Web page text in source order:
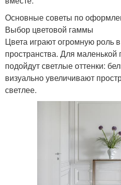
Основные советы по
Выбор цветовой гаммы
Цвета играют огромную роль
пространства. Для
подойдут светлые оттенки:
визуально увеличивают
светлее.